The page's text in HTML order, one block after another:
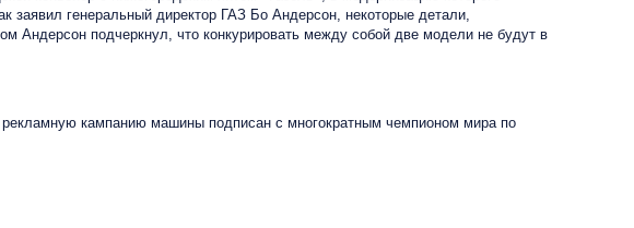
заявил генеральный директор ГАЗ Бо Андерсон, некоторые детали,
Андерсон подчеркнул, что конкурировать между собой две модели не будут в
кампанию машины подписан с многократным чемпионом мира по